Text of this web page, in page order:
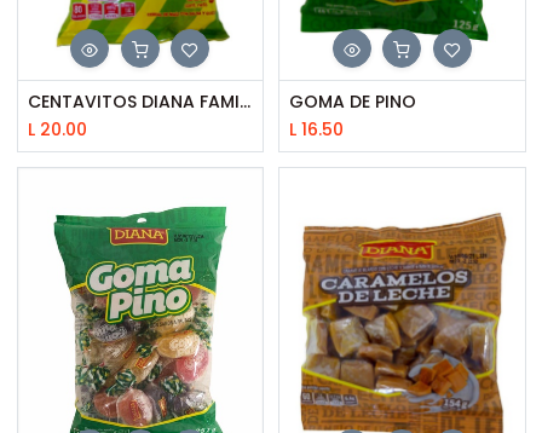
CENTAVITOS DIANA FAMILIAR
L 20.00
GOMA DE PINO
L 16.50